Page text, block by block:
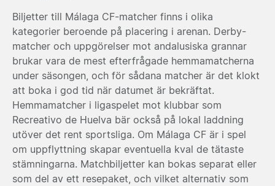
Biljetter till Málaga CF-matcher finns i olika
kategorier beroende på placering i arenan. Derby-
matcher och uppgörelser mot andalusiska grannar
brukar vara de mest efterfrågade hemmamatcherna
under säsongen, och för sådana matcher är det klokt
att boka i god tid när datumet är bekräftat.
Hemmamatcher i ligaspelet mot klubbar som
Recreativo de Huelva bär också på lokal laddning
utöver det rent sportsliga. Om Málaga CF är i spel
om uppflyttning skapar eventuella kval de tätaste
stämningarna. Matchbiljetter kan bokas separat eller
som del av ett resepaket, och vilket alternativ som